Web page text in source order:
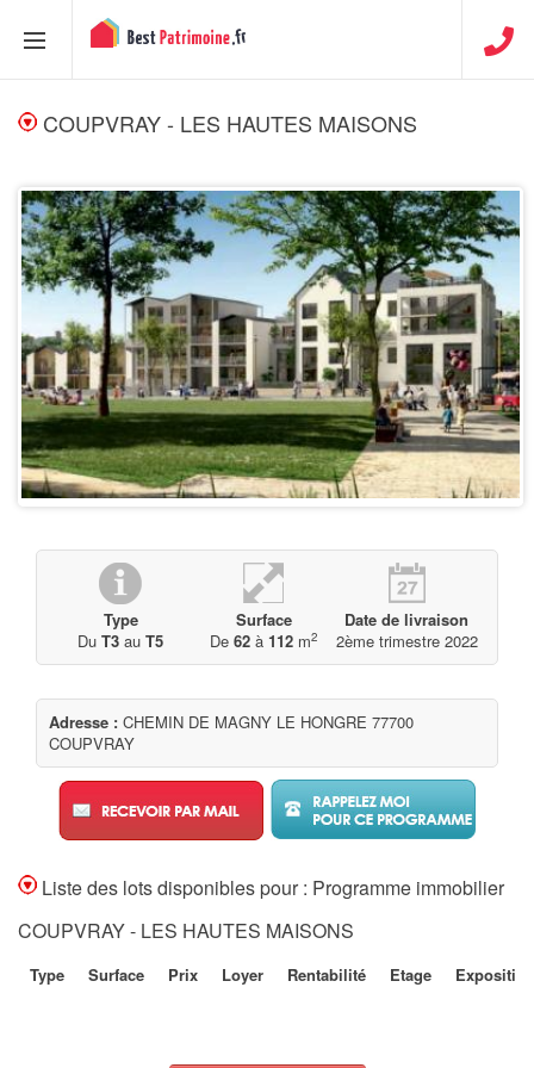
COUPVRAY - LES HAUTES MAISONS
Type
Du T3 au T5
Surface
De 62 à 112 m2
Date de livraison
2ème trimestre 2022
Adresse : CHEMIN DE MAGNY LE HONGRE 77700
COUPVRAY
Liste des lots disponibles pour : Programme immobilier
COUPVRAY - LES HAUTES MAISONS
Type Surface Prix Loyer Rentabilité Etage Exposition